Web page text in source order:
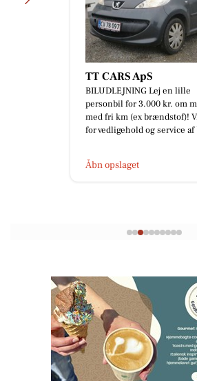
TT CARS ApS
BILUDLEJNING Lej en lille
personbil for 3.000 kr. om
med fri km (ex brændstof)!
for vedligehold og service af
Åbn opslaget